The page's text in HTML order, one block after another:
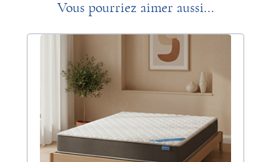
Vous pourriez aimer aussi...